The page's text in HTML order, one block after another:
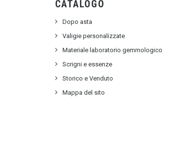
CATALOGO
Dopo asta
Valigie personalizzate
Materiale laboratorio gemmologico
Scrigni e essenze
Storico e Venduto
Mappa del sito